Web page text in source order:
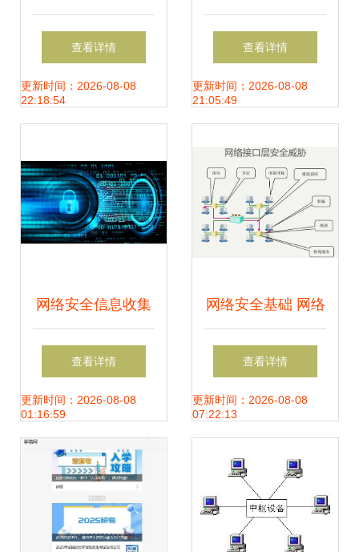
涨停分析 食品安
全、车联网及网络
查看详情
更新时间：2026-08-08
22:18:54
实力 超280项软著
加持，主动调整产
核心
查看详情
更新时间：2026-08-08
21:05:49
网络安全信息收集
知识大总结 从防护
到开发实践
查看详情
更新时间：2026-08-08
01:16:59
网络安全基础 网络
协议与安全威胁在
软件开发中的核心
查看详情
更新时间：2026-08-08
07:22:13